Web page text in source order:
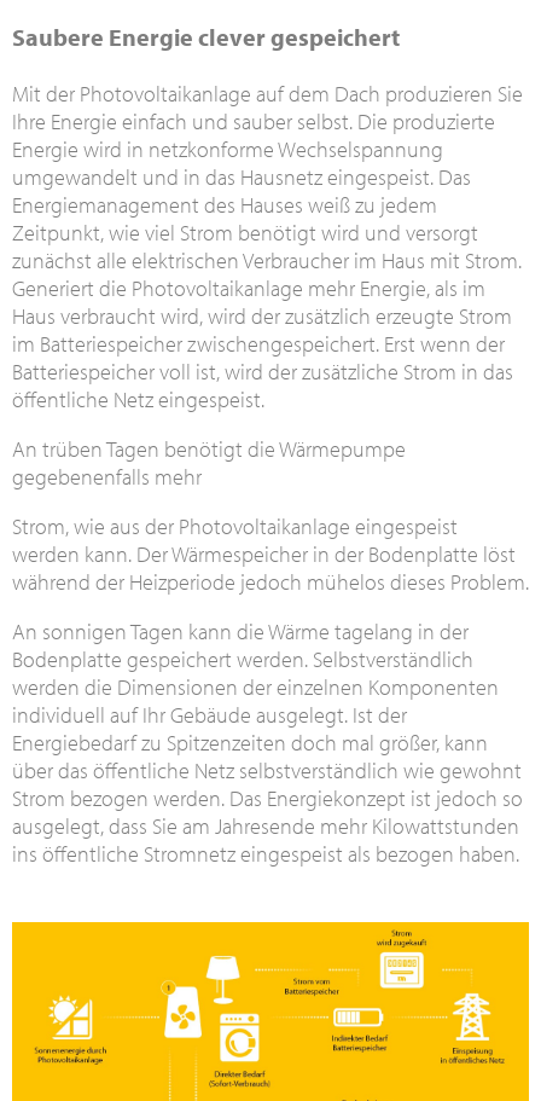
Saubere Energie clever gespeichert
Mit der Photovoltaikanlage auf dem Dach produzieren Sie
Ihre Energie einfach und sauber selbst. Die produzierte
Energie wird in netzkonforme Wechselspannung
umgewandelt und in das Hausnetz eingespeist. Das
Energiemanagement des Hauses weiß zu jedem
Zeitpunkt, wie viel Strom benötigt wird und versorgt
zunächst alle elektrischen Verbraucher im Haus mit Strom.
Generiert die Photovoltaikanlage mehr Energie, als im
Haus verbraucht wird, wird der zusätzlich erzeugte Strom
im Batteriespeicher zwischengespeichert. Erst wenn der
Batteriespeicher voll ist, wird der zusätzliche Strom in das
öffentliche Netz eingespeist.
An trüben Tagen benötigt die Wärmepumpe
gegebenenfalls mehr
Strom, wie aus der Photovoltaikanlage eingespeist
werden kann. Der Wärmespeicher in der Bodenplatte löst
während der Heizperiode jedoch mühelos dieses Problem.
An sonnigen Tagen kann die Wärme tagelang in der
Bodenplatte gespeichert werden. Selbstverständlich
werden die Dimensionen der einzelnen Komponenten
individuell auf Ihr Gebäude ausgelegt. Ist der
Energiebedarf zu Spitzenzeiten doch mal größer, kann
über das öffentliche Netz selbstverständlich wie gewohnt
Strom bezogen werden. Das Energiekonzept ist jedoch so
ausgelegt, dass Sie am Jahresende mehr Kilowattstunden
ins öffentliche Stromnetz eingespeist als bezogen haben.